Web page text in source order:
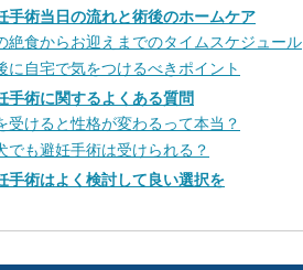
手術当日の流れと術後のホームケア
絶食からお迎えまでのタイムスケジュール
に自宅で気をつけるべきポイント
手術に関するよくある質問
受けると性格が変わるって本当？
でも避妊手術は受けられる？
手術はよく検討して良い選択を